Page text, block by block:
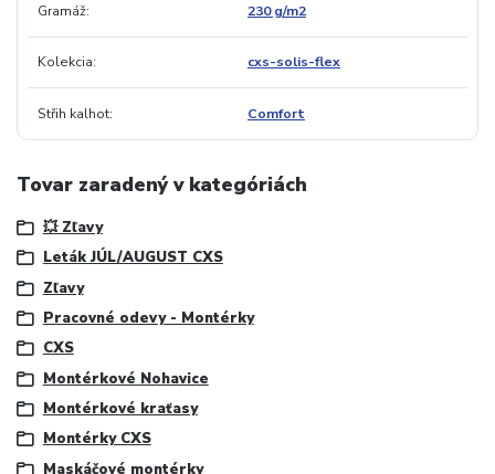
Gramáž 230 g/m2
Kolekcia cxs-solis-flex
Střih kalhot Comfort
Tovar zaradený v kategóriách
💥 Zľavy
Leták JÚL/AUGUST CXS
Zľavy
Pracovné odevy - Montérky
CXS
Montérkové Nohavice
Montérkové kraťasy
Montérky CXS
Maskáčové montérky